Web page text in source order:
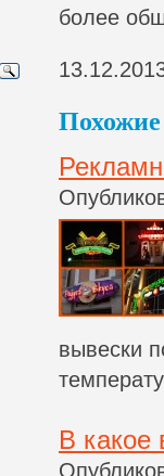
более
Похожие
вывески
В какое